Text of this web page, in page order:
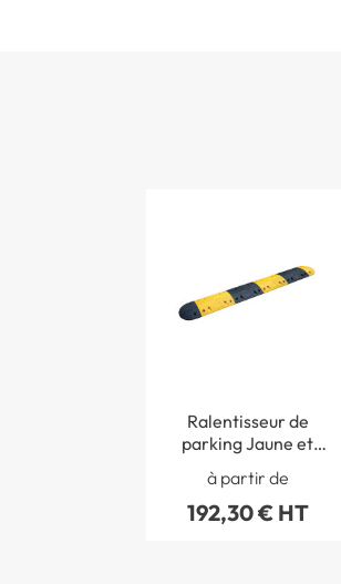
Ralentisseur de
parking Jaune et
noir - H 50 mm -
Limitation 30 km/h
à partir de
192,30 € HT